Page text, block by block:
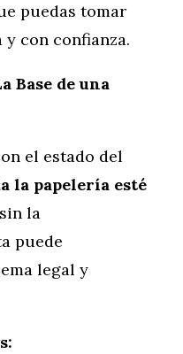
puedas tomar
con confianza.
Base de una
el estado del
la papelería esté
la
puede
legal y